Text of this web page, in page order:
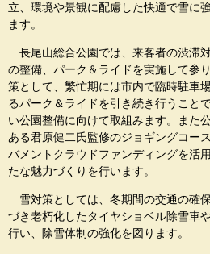
立、環境や景観に配慮した快適で雪に
ます。
長尾山総合公園では、来客者の渋滞
の整備、パーク＆ライドを実施して参
策として、繁忙期には市内で臨時駐車
るパーク＆ライドを引き続き行うこと
い公園整備に向けて取組みます。また
ある君原健二氏監修のジョギングコー
バメントクラウドファンディングを活
たな魅力づくりを行います。
雪対策としては、冬期間の交通の確
づき老朽化したタイヤショベル除雪車
行い、除雪体制の強化を図ります。